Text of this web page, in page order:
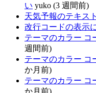
い yuko (3 週間前)
天気予報のテキス
改行コードの表示
テーマのカラー コ
週間前)
テーマのカラー コ
か月前)
テーマのカラー コ
か月前)